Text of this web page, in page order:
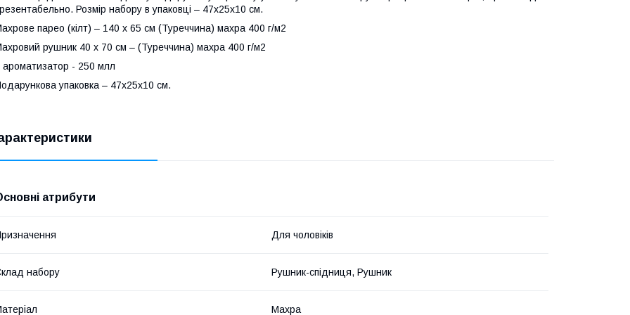
Розмір набору в упаковці – 47х25х10 см.
парео (кілт) – 140 х 65 см (Туреччина) махра 400 г/м2
рушник 40 х 70 см – (Туреччина) махра 400 г/м2
ароматизатор - 250 млл
упаковка – 47х25х10 см.
атрибути
Для чоловіків
набору Рушник-спідниця, Рушник
Махра